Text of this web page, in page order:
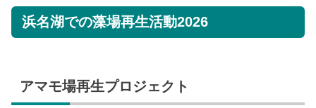
浜名湖での藻場再生活動2026
アマモ場再生プロジェクト